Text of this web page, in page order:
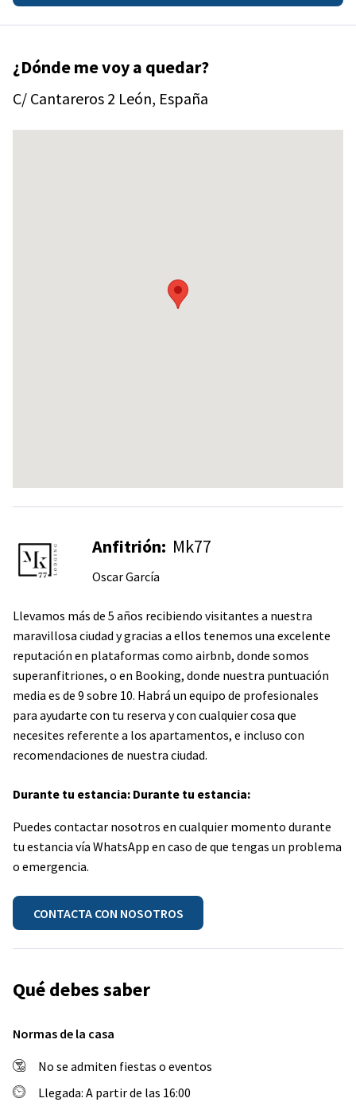
¿Dónde me voy a quedar?
C/ Cantareros 2 León, España
Anfitrión: Mk77
Oscar García
Llevamos más de 5 años recibiendo visitantes a nuestra
maravillosa ciudad y gracias a ellos tenemos una excelente
reputación en plataformas como airbnb, donde somos
superanfitriones, o en Booking, donde nuestra puntuación
media es de 9 sobre 10. Habrá un equipo de profesionales
para ayudarte con tu reserva y con cualquier cosa que
necesites referente a los apartamentos, e incluso con
recomendaciones de nuestra ciudad.
Durante tu estancia: Durante tu estancia:
Puedes contactar nosotros en cualquier momento durante
tu estancia vía WhatsApp en caso de que tengas un problema
o emergencia.
CONTACTA CON NOSOTROS
Qué debes saber
Normas de la casa
Llegada: A partir de las 16:00
No se admiten fiestas o eventos